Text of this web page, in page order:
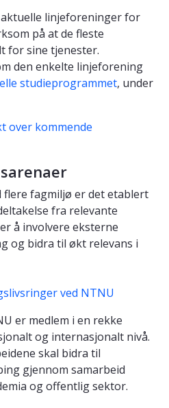
linjeforeninger for
på at de fleste
for sine tjenester.
den enkelte linjeforening
studieprogrammet, under
over kommende
flere fagmiljø er det etablert
fra relevante
å involvere eksterne
og bidra til økt relevans i
ved NTNU
er medlem i en rekke
og internasjonalt nivå.
skal bidra til
gjennom samarbeid
og offentlig sektor.